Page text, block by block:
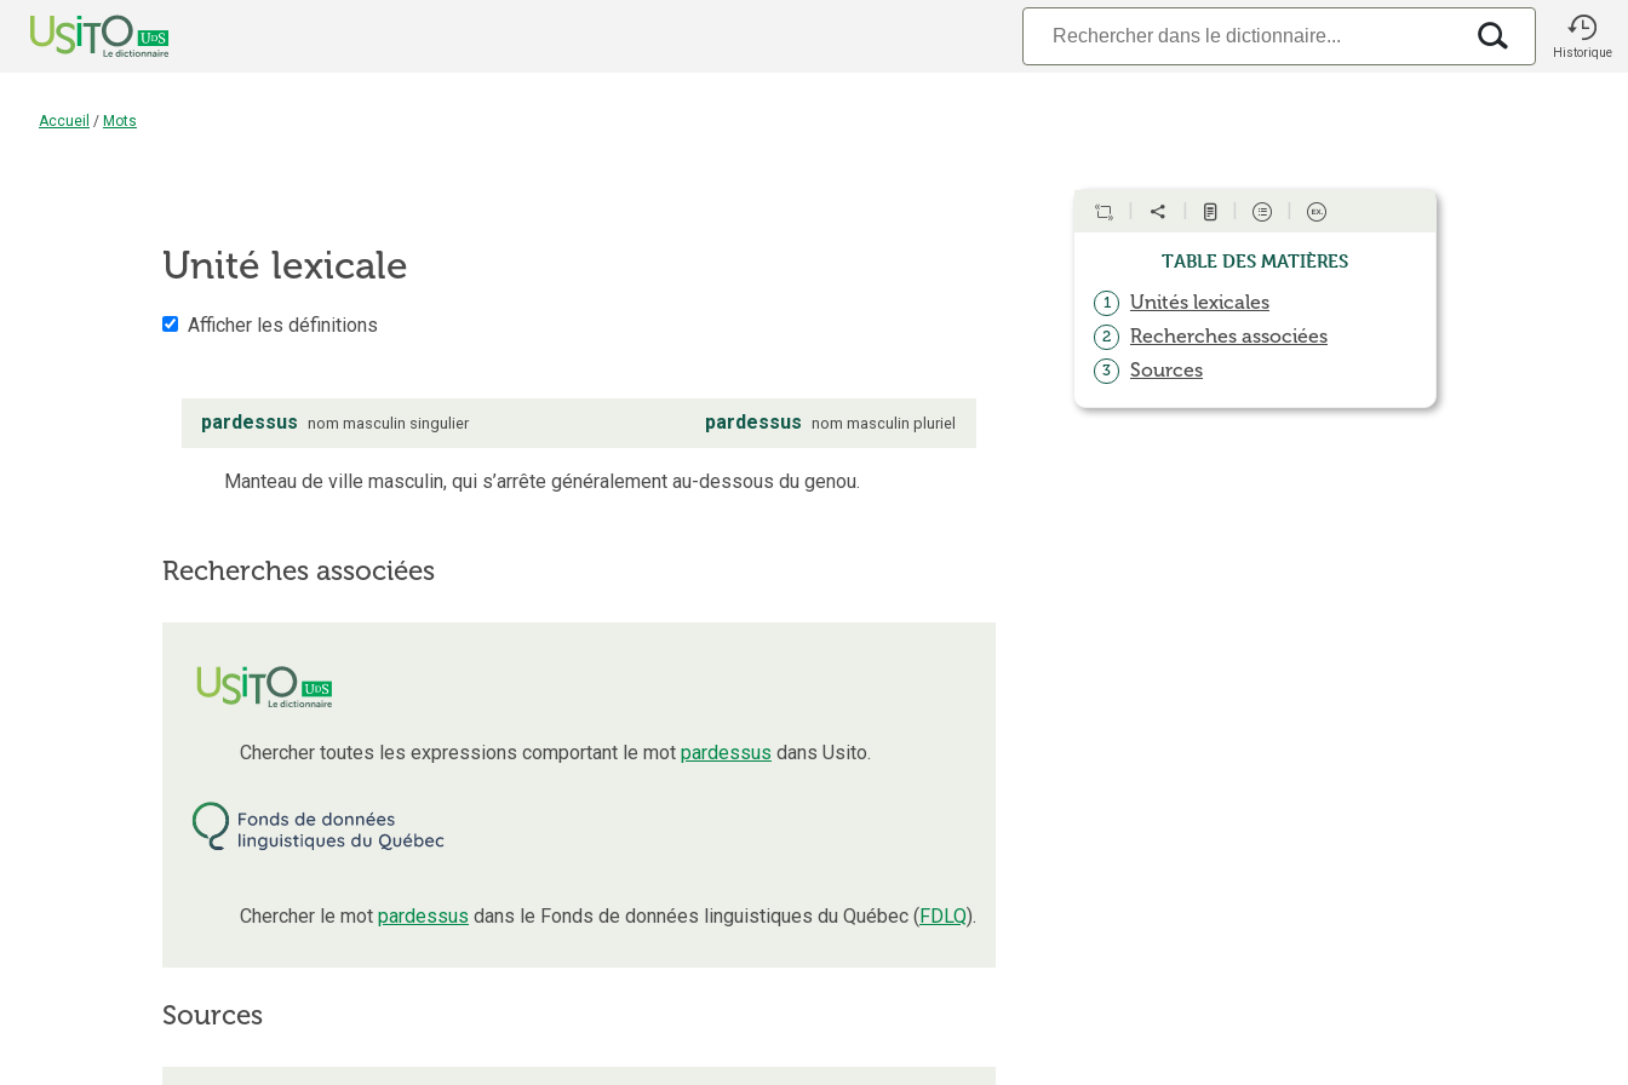
Historique
Accueil / Mots
Unité lexicale
Afficher les définitions
pardessus nom masculin singulier pardessus nom masculin pluriel
Manteau de ville masculin, qui s’arrête généralement au-dessous du genou.
Recherches associées
Chercher toutes les expressions comportant le mot pardessus dans Usito.
Chercher le mot pardessus dans le Fonds de données linguistiques du Québec (FDLQ).
Sources
Table des matières
1 Unités lexicales
2 Recherches associées
3 Sources